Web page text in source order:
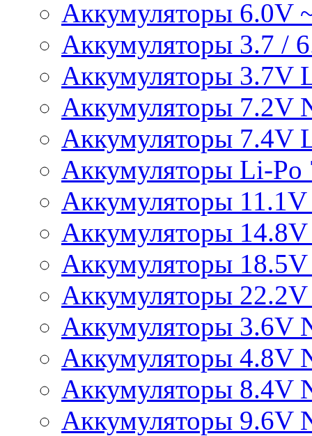
Аккумуляторы 6.0V
Аккумуляторы 3.7 /
Аккумуляторы 3.7V
Аккумуляторы 7.2V
Аккумуляторы 7.4V
Аккумуляторы Li-Po
Аккумуляторы
Аккумуляторы
Аккумуляторы
Аккумуляторы
Аккумуляторы 3.6V
Аккумуляторы 4.8V
Аккумуляторы 8.4V
Аккумуляторы 9.6V